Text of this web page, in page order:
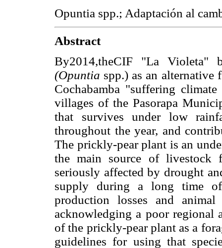
Opuntia spp.; Adaptación al
Abstract
By2014,theCIF "La Violeta"
(Opuntia spp.) as an alternative
Cochabamba "suffering
villages of the Pasorapa
that survives under low
throughout the year, and
The prickly-pear plant is an
the main source of livestock
seriously affected by drought
supply during a long time
production losses and
acknowledging a poor regional
of the prickly-pear plant as a
guidelines for using that